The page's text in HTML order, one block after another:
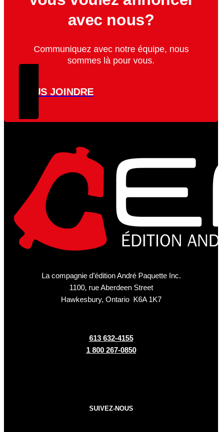
avec nous?
Communiquez avec notre équipe, nous
sommes là pour vous.
NOUS JOINDRE
La compagnie d’édition André Paquette Inc.
1100, rue Aberdeen Street
Hawkesbury, Ontario K6A 1K7
613 632-4155
1 800 267-0850
SUIVEZ-NOUS